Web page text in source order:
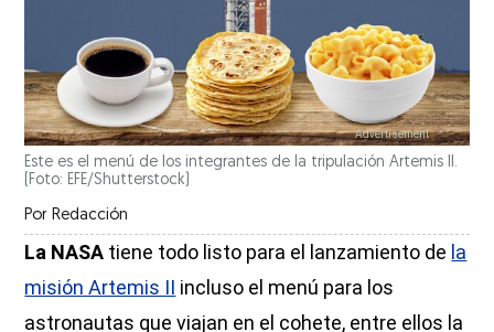
Este es el menú de los integrantes de la tripulación Artemis II.
(Foto: EFE/Shutterstock)
Por Redacción
La NASA tiene todo listo para el lanzamiento de la
misión Artemis II incluso el menú para los
astronautas que viajan en el cohete, entre ellos la